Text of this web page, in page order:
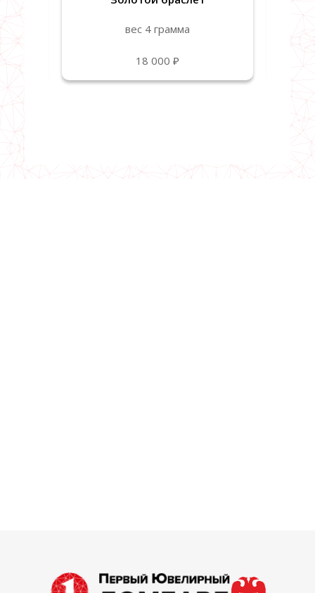
вес 4 грамма
18 000 ₽